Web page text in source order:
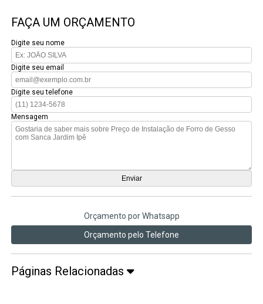
FAÇA UM ORÇAMENTO
Digite seu nome
Digite seu email
Digite seu telefone
Mensagem
Orçamento por Whatsapp
Orçamento pelo Telefone
Páginas Relacionadas